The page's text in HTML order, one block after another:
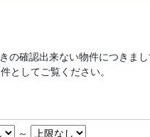
の確認出来ない物件につきま
としてご覧ください。
～